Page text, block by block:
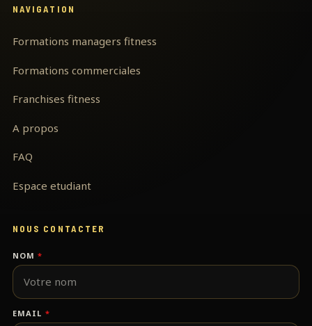
NAVIGATION
Formations managers fitness
Formations commerciales
Franchises fitness
A propos
FAQ
Espace etudiant
NOUS CONTACTER
NOM*
EMAIL *